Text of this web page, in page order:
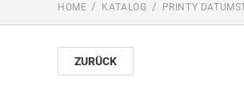
HOME KATALOG PRINTY
ZURÜCK